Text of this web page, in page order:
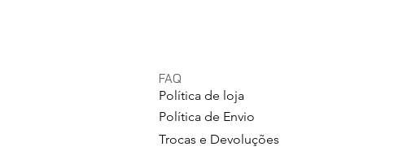
FAQ
Política de loja
Política de Envio
Trocas e Devoluções